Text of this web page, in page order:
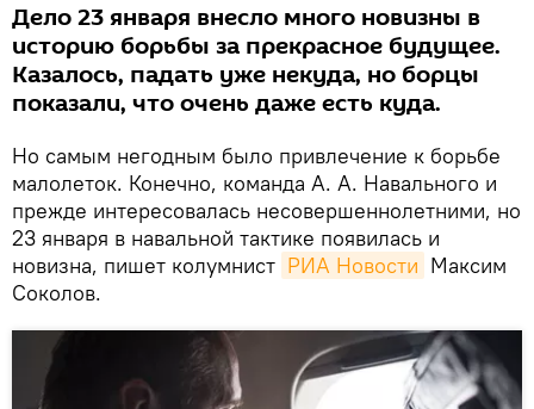
Дело 23 января внесло много новизны в
историю борьбы за прекрасное будущее.
Казалось, падать уже некуда, но борцы
показали, что очень даже есть куда.
Но самым негодным было привлечение к борьбе
малолеток. Конечно, команда А. А. Навального и
прежде интересовалась несовершеннолетними, но
23 января в навальной тактике появилась и
новизна, пишет колумнист РИА Новости Максим
Соколов.